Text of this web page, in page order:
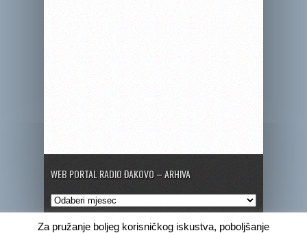
WEB PORTAL RADIO ĐAKOVO – ARHIVA
Web
portal
Radio
Za pružanje boljeg korisničkog iskustva, poboljšanje